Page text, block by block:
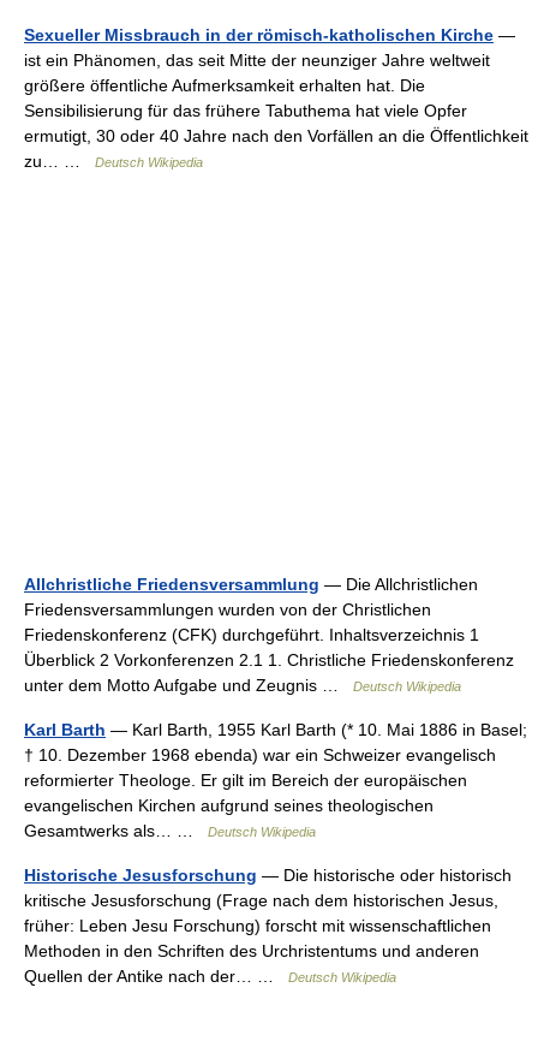
Sexueller Missbrauch in der römisch-katholischen Kirche —
ist ein Phänomen, das seit Mitte der neunziger Jahre weltweit
größere öffentliche Aufmerksamkeit erhalten hat. Die
Sensibilisierung für das frühere Tabuthema hat viele Opfer
ermutigt, 30 oder 40 Jahre nach den Vorfällen an die Öffentlichkeit
zu… …
Deutsch Wikipedia
Allchristliche Friedensversammlung — Die Allchristlichen
Friedensversammlungen wurden von der Christlichen
Friedenskonferenz (CFK) durchgeführt. Inhaltsverzeichnis 1
Überblick 2 Vorkonferenzen 2.1 1. Christliche Friedenskonferenz
unter dem Motto Aufgabe und Zeugnis …
Deutsch Wikipedia
Karl Barth — Karl Barth, 1955 Karl Barth (* 10. Mai 1886 in Basel;
† 10. Dezember 1968 ebenda) war ein Schweizer evangelisch
reformierter Theologe. Er gilt im Bereich der europäischen
evangelischen Kirchen aufgrund seines theologischen
Gesamtwerks als… …
Deutsch Wikipedia
Historische Jesusforschung — Die historische oder historisch
kritische Jesusforschung (Frage nach dem historischen Jesus,
früher: Leben Jesu Forschung) forscht mit wissenschaftlichen
Methoden in den Schriften des Urchristentums und anderen
Quellen der Antike nach der… …
Deutsch Wikipedia